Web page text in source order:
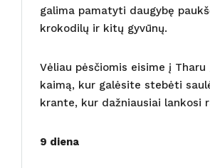
galima pamatyti daugybę
krokodilų ir kitų gyvūnų.
Vėliau pėsčiomis eisime į Tharu
kaimą, kur galėsite stebėti
krante, kur dažniausiai lankosi
9 diena